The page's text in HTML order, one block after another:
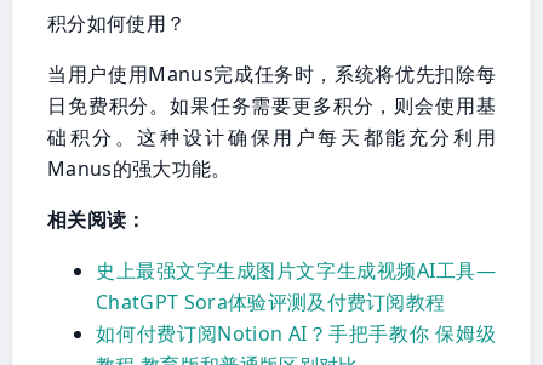
积分如何使用？
当用户使用Manus完成任务时，系统将优先扣除每
日免费积分。如果任务需要更多积分，则会使用基
础积分。这种设计确保用户每天都能充分利用
Manus的强大功能。
相关阅读：
史上最强文字生成图片文字生成视频AI工具—
ChatGPT Sora体验评测及付费订阅教程
如何付费订阅Notion AI？手把手教你 保姆级